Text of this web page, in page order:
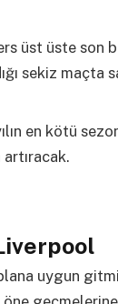
üst üste son
sekiz maçta
en kötü
artıracak.
uygun